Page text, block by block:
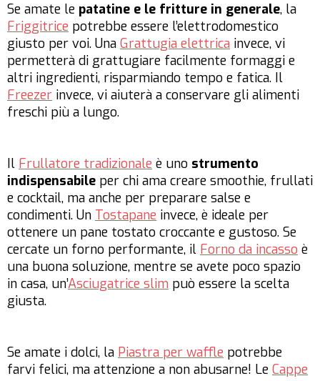
Se amate le patatine e le fritture in generale, la
Friggitrice potrebbe essere l’elettrodomestico
giusto per voi. Una Grattugia elettrica invece, vi
permetterà di grattugiare facilmente formaggi e
altri ingredienti, risparmiando tempo e fatica. Il
Freezer invece, vi aiuterà a conservare gli alimenti
freschi più a lungo.
Il Frullatore tradizionale è uno strumento
indispensabile per chi ama creare smoothie, frullati
e cocktail, ma anche per preparare salse e
condimenti. Un Tostapane invece, è ideale per
ottenere un pane tostato croccante e gustoso. Se
cercate un forno performante, il Forno da incasso è
una buona soluzione, mentre se avete poco spazio
in casa, un’Asciugatrice slim può essere la scelta
giusta.
Se amate i dolci, la Piastra per waffle potrebbe
farvi felici, ma attenzione a non abusarne! Le Cappe